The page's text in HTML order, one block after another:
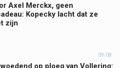
Axel Merckx, geen
Kopecky lacht dat ze
zijn
09/08
op ploeg van Vollering: